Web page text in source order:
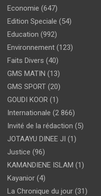
Economie (647)
Edition Speciale (54)
Education (992)
Environnement (123)
Faits Divers (40)
GMS MATIN (13)
GMS SPORT (20)
GOUDI KOOR (1)
Internationale (2 866)
Invité de la rédaction (5)
JOTAAYU DINEE JI (1)
Justice (96)
KAMANDIENE ISLAM (1)
Kayanior (4)
La Chronique du jour (31)